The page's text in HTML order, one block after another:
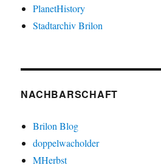
PlanetHistory
Stadtarchiv Brilon
NACHBARSCHAFT
Brilon Blog
doppelwacholder
MHerbst